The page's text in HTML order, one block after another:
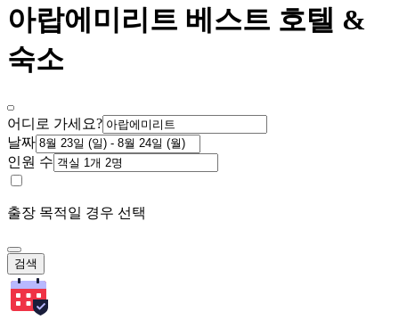
아랍에미리트 베스트 호텔 &
숙소
어디로 가세요?
날짜
인원 수
출장 목적일 경우 선택
검색